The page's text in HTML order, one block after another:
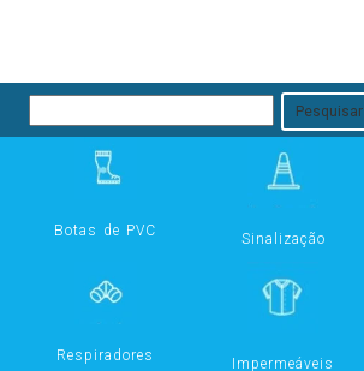
Pesquisar
Botas de PVC
Sinalização
Respiradores
Impermeáveis